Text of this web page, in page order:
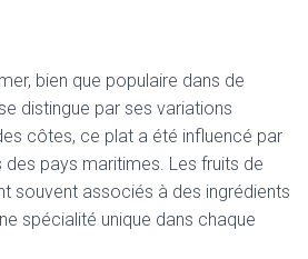
bien que populaire dans de
distingue par ses variations
côtes, ce plat a été influencé par
des pays maritimes. Les fruits de
souvent associés à des ingrédients
spécialité unique dans chaque